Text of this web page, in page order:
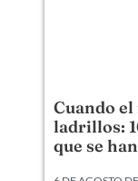
Cuando
ladrillos:
que se